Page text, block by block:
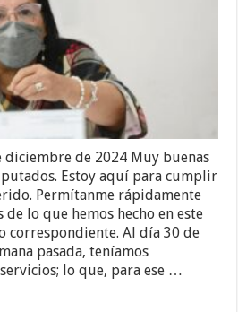
diciembre de 2024 Muy buenas
Estoy aquí para cumplir
Permítanme rápidamente
lo que hemos hecho en este
correspondiente. Al día 30 de
pasada, teníamos
lo que, para ese …